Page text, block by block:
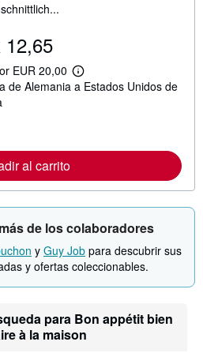
12,65
EUR 20,00
M
á
a
c
i
n
o
b
e
a
s
t
de Alemania a Estados Unidos de
al carrito
de los colaboradores
y Guy Job para descubrir sus
y ofertas coleccionables.
para Bon appétit bien
à la maison